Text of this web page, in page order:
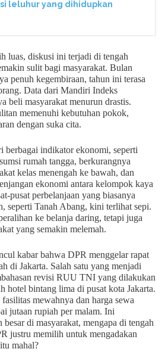
leluhur yang dihidupkan
luas, diskusi ini terjadi di tengah
sulit bagi masyarakat. Bulan
penuh kegembiraan, tahun ini terasa
Data dari Mandiri Indeks
beli masyarakat menurun drastis.
memenuhi kebutuhan pokok,
dengan suka cita.
berbagai indikator ekonomi, seperti
rumah tangga, berkurangnya
kelas menengah ke bawah, dan
ekonomi antara kelompok kaya
pusat perbelanjaan yang biasanya
seperti Tanah Abang, kini terlihat sepi.
ke belanja daring, tetapi juga
yang semakin melemah.
kabar bahwa DPR menggelar rapat
di Jakarta. Salah satu yang menjadi
revisi RUU TNI yang dilakukan
hotel bintang lima di pusat kota Jakarta.
mewahnya dan harga sewa
jutaan rupiah per malam. Ini
di masyarakat, mengapa di tengah
justru memilih untuk mengadakan
mahal?